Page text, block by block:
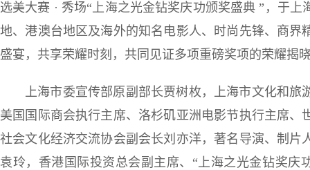
选美大赛 · 秀场“上海之光金钻奖庆功颁奖盛典 ”，于
地、港澳台地区及海外的知名电影人、时尚先锋、商
盛宴，共享荣耀时刻，共同见证多项重磅奖项的荣耀揭
上海市委宣传部原副部长贾树枚，上海市文化和
美国国际商会执行主席、洛杉矶亚洲电影节执行主席
社会文化经济交流协会副会长刘亦洋，著名导演、制
袁玲，香港国际投资总会副主席、“上海之光金钻奖庆